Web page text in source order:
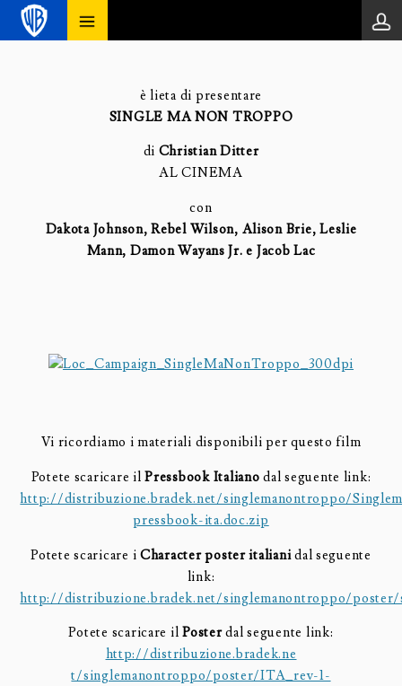
è lieta di presentare
SINGLE MA NON TROPPO
di Christian Ditter
AL CINEMA
con
Dakota Johnson, Rebel Wilson, Alison Brie, Leslie
Mann, Damon Wayans Jr. e Jacob Lac
Vi ricordiamo i materiali disponibili per questo film
Potete scaricare ilPressbook Italiano dal seguente link:
http://distribuzione.bradek.net/singlemanontroppo/
pressbook-ita.doc.zip
Potete scaricare iCharacter poster italianidal seguente
link:
http://distribuzione.bradek.net/singlemanontroppo/poster/
Potete scaricare ilPosterdal seguente link:
http://distribuzione.bradek.ne
t/singlemanontroppo/poster/ITA_rev-1-